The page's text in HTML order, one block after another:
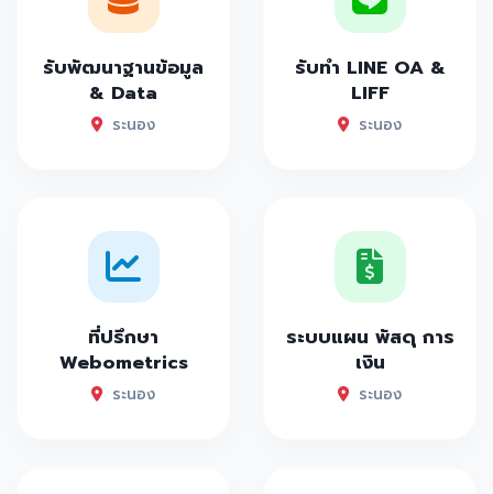
รับพัฒนาฐานข้อมูล
& Data
ระนอง
รับทำ LINE OA &
LIFF
ระนอง
ที่ปรึกษา
Webometrics
ระนอง
ระบบแผน พัสดุ การ
เงิน
ระนอง